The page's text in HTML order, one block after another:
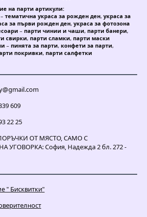
на парти артикули:
– тематична украса за рожден ден, украса за
за първи рожден ден, украса за фотозона
– парти чинии и чаши, парти банери,
свирки, парти сламки, парти маски
– пинята за парти, конфети за парти,
покривки, парти салфетки
609
22 25
ОТ МЯСТО, САМО С
УГОВОРКА: София, Надежда 2 бл. 272 -
" Бисквитки"